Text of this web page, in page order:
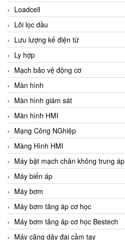
Loadcell
Lõi lọc dầu
Lưu lượng kế điện từ
Ly hợp
Mạch bảo vệ động cơ
Màn hình
Màn hình giám sát
Màn hình HMI
Mạng Công NGhiệp
Màng Hình HMI
Máy bật mạch chân không trung áp
Máy biến áp
Máy bơm
Máy bơm tăng áp cơ học
Máy bơm tăng áp cơ học Bestech
Máy căng dây đai cầm tay